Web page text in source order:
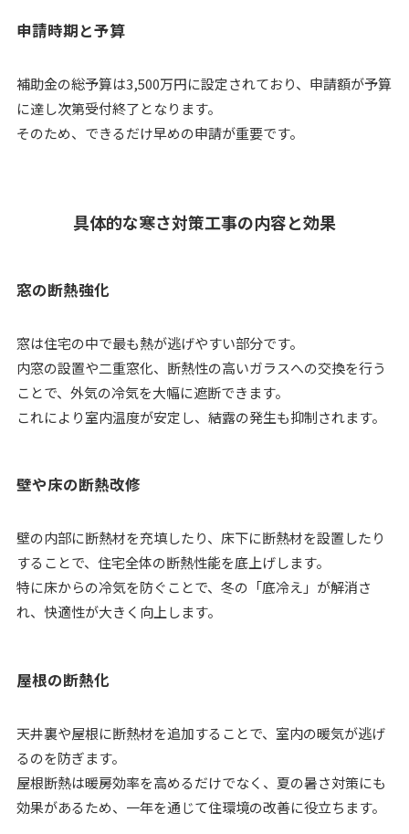
申請時期と予算
補助金の総予算は3,500万円に設定されており、申請額が予算
に達し次第受付終了となります。
そのため、できるだけ早めの申請が重要です。
具体的な寒さ対策工事の内容と効果
窓の断熱強化
窓は住宅の中で最も熱が逃げやすい部分です。
内窓の設置や二重窓化、断熱性の高いガラスへの交換を行う
ことで、外気の冷気を大幅に遮断できます。
これにより室内温度が安定し、結露の発生も抑制されます。
壁や床の断熱改修
壁の内部に断熱材を充填したり、床下に断熱材を設置したり
することで、住宅全体の断熱性能を底上げします。
特に床からの冷気を防ぐことで、冬の「底冷え」が解消さ
れ、快適性が大きく向上します。
屋根の断熱化
天井裏や屋根に断熱材を追加することで、室内の暖気が逃げ
るのを防ぎます。
屋根断熱は暖房効率を高めるだけでなく、夏の暑さ対策にも
効果があるため、一年を通じて住環境の改善に役立ちます。